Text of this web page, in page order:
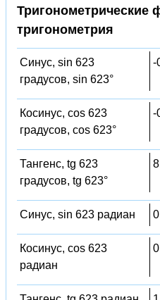
Тригонометрические
тригонометрия
Синус, sin 623
градусов, sin 623°
-
Косинус, cos 623
градусов, cos 623°
-
Тангенс, tg 623
градусов, tg 623°
Синус, sin 623 радиан
Косинус, cos 623
радиан